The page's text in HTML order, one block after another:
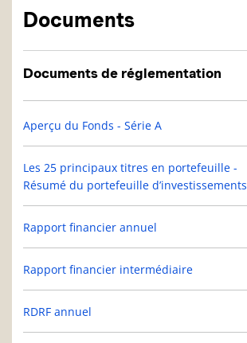
Documents
Documents de réglementation
Aperçu du Fonds - Série A
Les 25 principaux titres en portefeuille -
Résumé du portefeuille d’investissements
Rapport financier annuel
Rapport financier intermédiaire
RDRF annuel